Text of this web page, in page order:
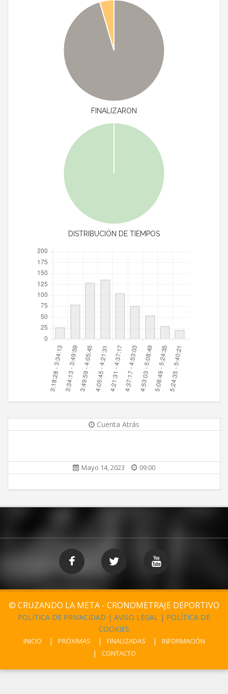
FINALIZARON
DISTRIBUCIÓN DE TIEMPOS
Cuenta Atrás
Mayo 14, 2023 09:00
© CRUZANDO LA META - CRONOMETRAJE DEPORTIVO
POLÍTICA DE PRIVACIDAD | AVISO LEGAL | POLÍTICA DE
COOKIES
INICIO PRÓXIMAS FINALIZADAS
INFORMACIÓN
CONTACTO